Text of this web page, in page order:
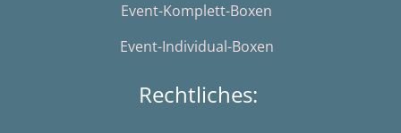
Event-Komplett-Boxen
Event-Individual-Boxen
Rechtliches: